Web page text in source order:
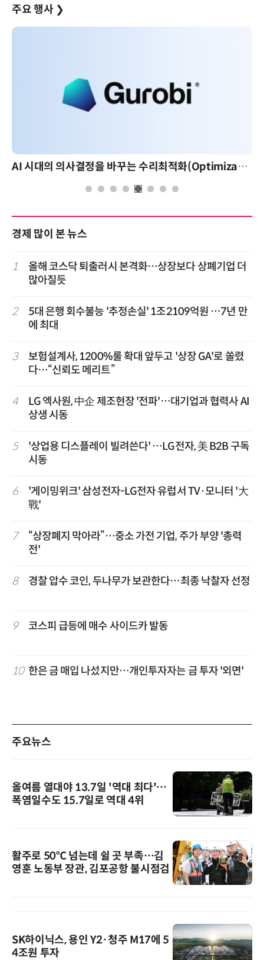
주요 행사 ❯
AI 시대의 의사결정을 바꾸는 수리최적화(Optimization): 실제 산업 적용 사례와 활용 전략
경제 많이 본 뉴스
1
올해 코스닥 퇴출러시 본격화…상장보다 상폐기업 더
많아질듯
2
5대 은행 회수불능 '추정손실' 1조2109억원 …7년 만
에 최대
3
보험설계사, 1200%룰 확대 앞두고 '상장 GA'로 쏠렸
다…“신뢰도 메리트”
4
LG 엑사원, 中企 제조현장 '전파'…대기업과 협력사 AI
상생 시동
5
'상업용 디스플레이 빌려쓴다' …LG전자, 美 B2B 구독
시동
6
'게이밍위크' 삼성전자-LG전자 유럽서 TV·모니터 '大
戰'
7
“상장폐지 막아라”…중소 가전 기업, 주가 부양 '총력
전'
8 경찰 압수 코인, 두나무가 보관한다…최종 낙찰자 선정
9 코스피 급등에 매수 사이드카 발동
10 한은 금 매입 나섰지만…개인투자자는 금 투자 '외면'
주요뉴스
올여름 열대야 13.7일 '역대 최다'…
폭염일수도 15.7일로 역대 4위
활주로 50℃ 넘는데 쉴 곳 부족…김
영훈 노동부 장관, 김포공항 불시점검
SK하이닉스, 용인 Y2·청주 M17에 5
4조원 투자